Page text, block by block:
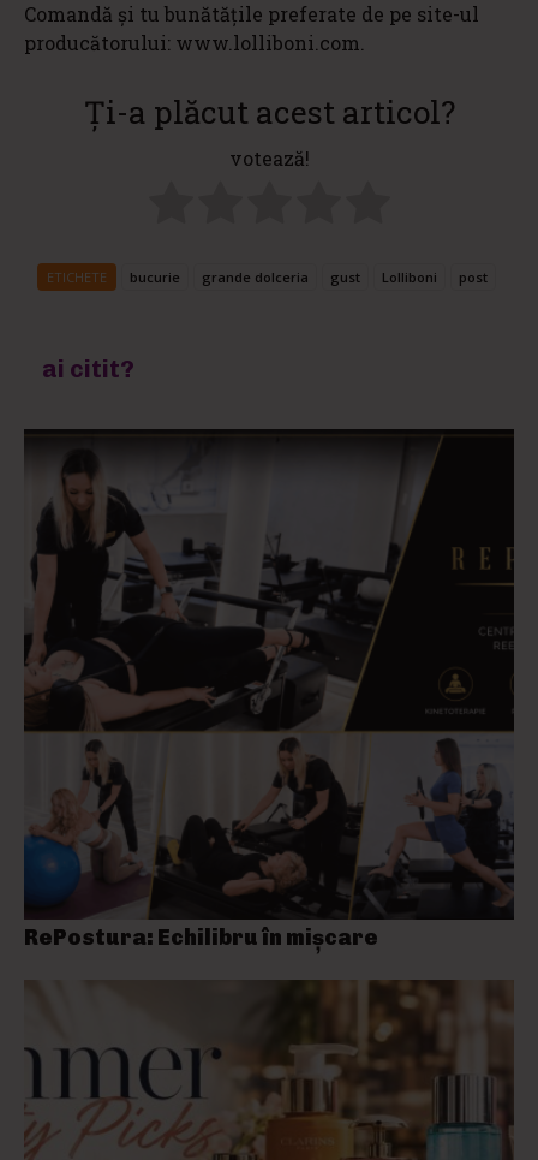
Comandă și tu bunătățile preferate de pe site-ul
producătorului: www.lolliboni.com.
Ți-a plăcut acest articol?
votează!
ETICHETE bucurie grande dolceria gust Lolliboni post
ai citit?
RePostura: Echilibru în mișcare